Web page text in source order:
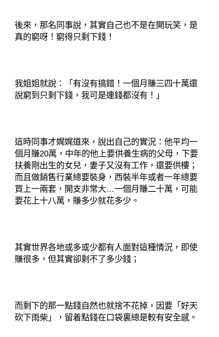
後來，那名同事說，其實自己也不是在開玩笑，是
真的窮呀！窮得只剩下錢！
我姐姐就說：「有沒有搞錯！一個月賺三四十萬還
說窮到只剩下錢，我可是連錢都沒有！」
這時同事才娓娓道來，說出自己的實況：他平均一
個月賺20萬，中年的他上要供養生病的父母，下要
扶養剛出生的女兒，妻子又沒有工作，還要供樓；
而且做銷售行業總要裝身，西裝半年或者一年總要
買上一兩套，開支非常大…一個月賺二十萬，可能
要花上十八萬，賺多少就花多少。
其實世界各地或多或少都有人面對這種情況，即使
賺很多，但其實卻剩不了多少錢；
而剩下的那一點錢自然也就捨不花掉，因要「好天
砍下雨柴」，留着點錢在口袋裏總是較有安全感。